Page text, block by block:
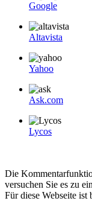
Google
Altavista
Yahoo
Ask.com
Lycos
Die
versuchen Sie es zu
Für diese Webseite ist